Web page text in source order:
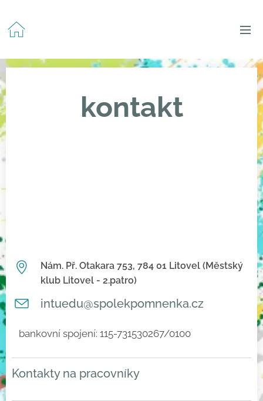
kontakt
Nám. Př. Otakara 753, 784 01 Litovel (Městský
klub Litovel - 2.patro)
intuedu@spolekpomnenka.cz
bankovní spojení: 115-731530267/0100
Kontakty na pracovníky